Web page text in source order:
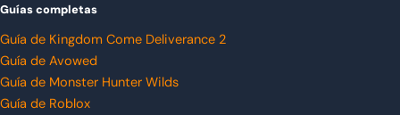
Guías completas
Guía de Kingdom Come Deliverance 2
Guía de Avowed
Guía de Monster Hunter Wilds
Guía de Roblox